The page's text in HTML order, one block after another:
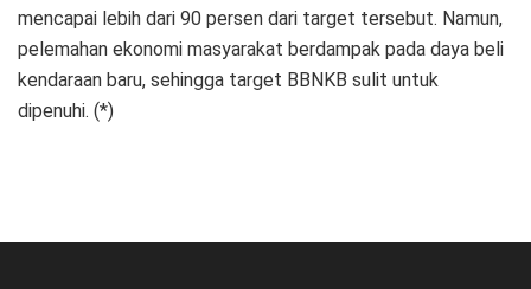
mencapai lebih dari 90 persen dari target tersebut. Namun,
pelemahan ekonomi masyarakat berdampak pada daya beli
kendaraan baru, sehingga target BBNKB sulit untuk
dipenuhi. (*)